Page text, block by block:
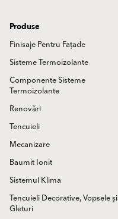
Produse
Finisaje Pentru Fațade
Sisteme Termoizolante
Componente Sisteme
Termoizolante
Renovări
Tencuieli
Mecanizare
Baumit Ionit
Sistemul Klima
Tencuieli Decorative, Vopsele și
Gleturi